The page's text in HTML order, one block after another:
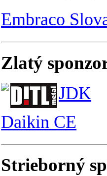
Embraco
Zlatý
JDK
Daikin CE
Strieborný